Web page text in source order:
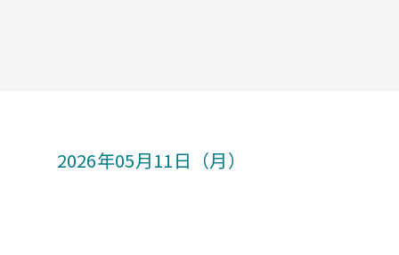
2026年05月11日（月）